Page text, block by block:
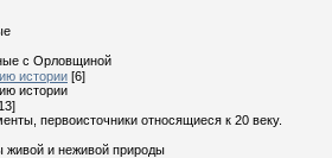
с Орловщиной
истории [6]
истории
первоисточники относящиеся к 20 веку.
живой и неживой природы